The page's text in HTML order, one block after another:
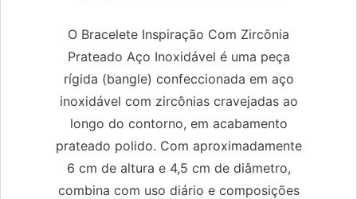
O Bracelete Inspiração Com Zircônia
Prateado Aço Inoxidável é uma peça
rígida (bangle) confeccionada em aço
inoxidável com zircônias cravejadas ao
longo do contorno, em acabamento
prateado polido. Com aproximadamente
6 cm de altura e 4,5 cm de diâmetro,
combina com uso diário e composições